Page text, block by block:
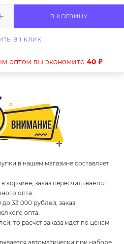
В КОРЗИНУ
В 1 КЛИК
оптом вы экономите 40 ₽
в нашем магазине составляет
корзине, заказ пересчитывается
опта.
33 000 рублей, заказ
опта.
то расчет заказа идет по ценам
автоматически при наборе